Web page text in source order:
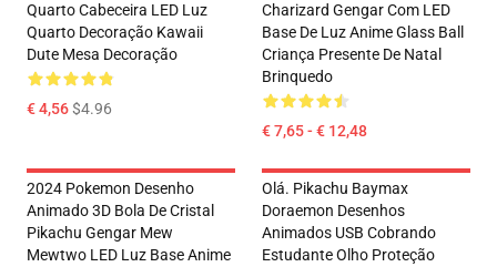
Quarto Cabeceira LED Luz
Quarto Decoração Kawaii
Dute Mesa Decoração
€ 4,56$4.96
Charizard Gengar Com LED
Base De Luz Anime Glass Ball
Criança Presente De Natal
Brinquedo
€ 7,65 - € 12,48
2024 Pokemon Desenho
Animado 3D Bola De Cristal
Pikachu Gengar Mew
Mewtwo LED Luz Base Anime
Olá. Pikachu Baymax
Doraemon Desenhos
Animados USB Cobrando
Estudante Olho Proteção